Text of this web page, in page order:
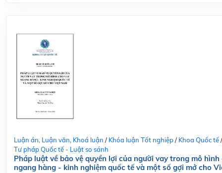
Luận án, Luận văn, Khoá luận / Khóa luận Tốt nghiệp/ Khoa Quốc tế/
Tư pháp Quốc tế - Luật so sánh
Pháp luật về bảo vệ quyền lợi của người vay trong mô hình
ngang hàng - kinh nghiệm quốc tế và một số gợi mở cho